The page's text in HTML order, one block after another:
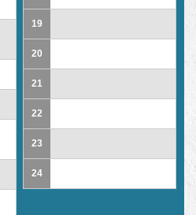
19
20
21
22
23
24